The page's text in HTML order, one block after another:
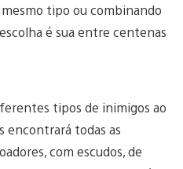
tipo ou combinando
é sua entre centenas
tipos de inimigos ao
encontrará todas as
com escudos, de